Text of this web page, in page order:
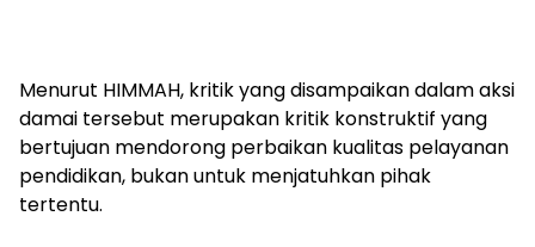
Menurut HIMMAH, kritik yang disampaikan dalam aksi
damai tersebut merupakan kritik konstruktif yang
bertujuan mendorong perbaikan kualitas pelayanan
pendidikan, bukan untuk menjatuhkan pihak
tertentu.